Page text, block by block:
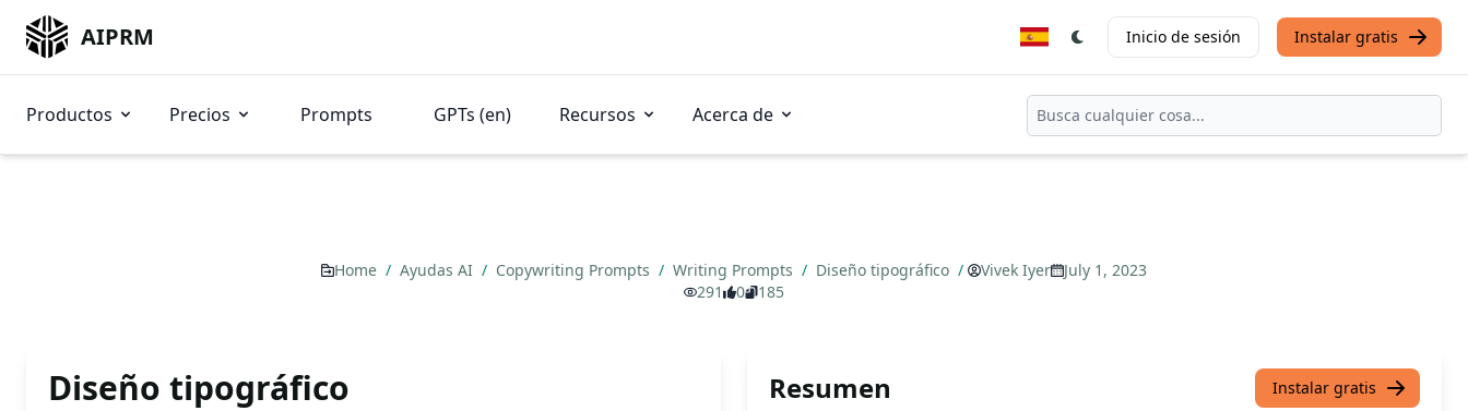
AIPRM Inicio de sesión Instalar gratis
Productos Precios Prompts GPTs (en) Recursos Acerca de
Home / Ayudas AI / Copywriting Prompts / Writing Prompts / Diseño tipográfico / Vivek Iyer
July 1, 2023
291
0 185
Diseño tipográfico Resumen Instalar gratis